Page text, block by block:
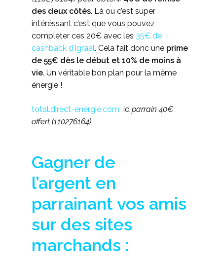
des deux côtés. Là ou c’est super
intéréssant c’est que vous pouvez
compléter ces 20€ avec les 35€ de
cashback d’Igraal. Cela fait donc une prime
de 55€ dès le début et 10% de moins à
vie. Un véritable bon plan pour la même
énergie !
total.direct-energie.com id parrain 40€
offert (110276164)
Gagner de
l’argent en
parrainant vos amis
sur des sites
marchands :